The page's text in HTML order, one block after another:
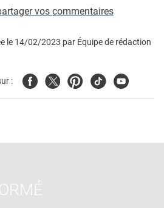
vos commentaires
le 14/02/2023 par Équipe de rédaction
: FacebookTwitterPinterest
TiktokYoutube